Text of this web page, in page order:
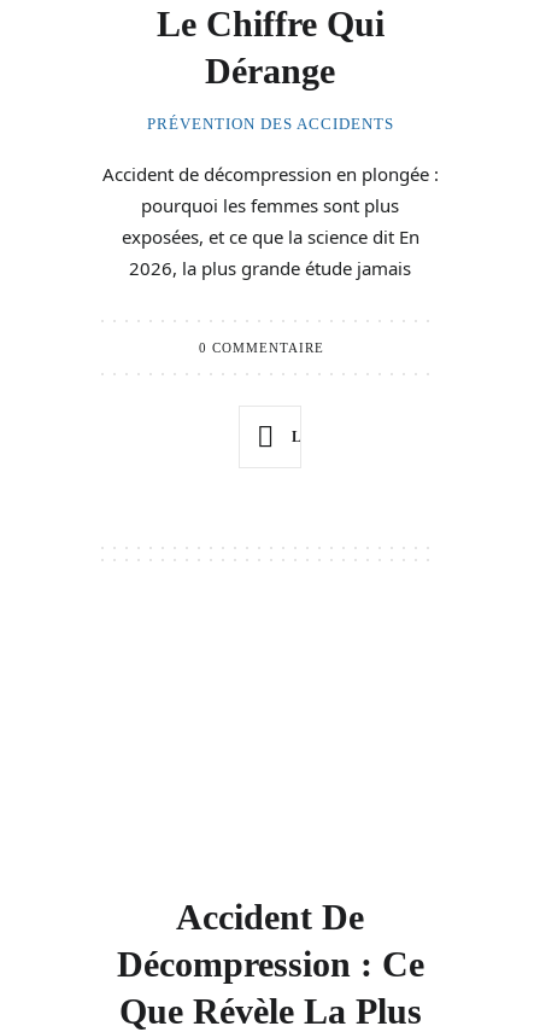
Le Chiffre Qui
Dérange
PRÉVENTION DES ACCIDENTS
Accident de décompression en plongée :
pourquoi les femmes sont plus
exposées, et ce que la science dit En
2026, la plus grande étude jamais
0 COMMENTAIRE
LIRE PLUS
Accident De
Décompression : Ce
Que Révèle La Plus